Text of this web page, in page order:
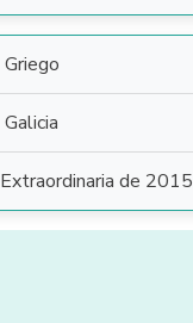
Griego
Galicia
Extraordinaria de 2015